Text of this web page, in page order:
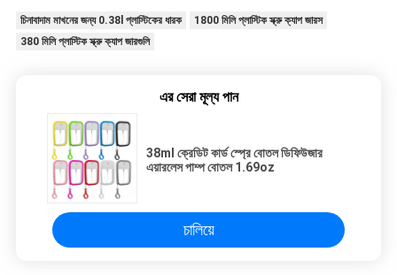
চিনাবাদাম মাখনের জন্য 0.38l প্লাস্টিকের ধারক
1800 মিলি প্লাস্টিক স্ক্রু ক্যাপ জারস
380 মিলি প্লাস্টিক স্ক্রু ক্যাপ জারগুলি
এর সেরা মূল্য পান
38ml ক্রেডিট কার্ড স্প্রে বোতল ডিফিউজার
এয়ারলেস পাম্প বোতল 1.69oz
চালিয়ে